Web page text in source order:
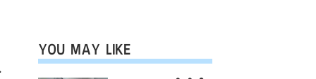
YOU MAY LIKE